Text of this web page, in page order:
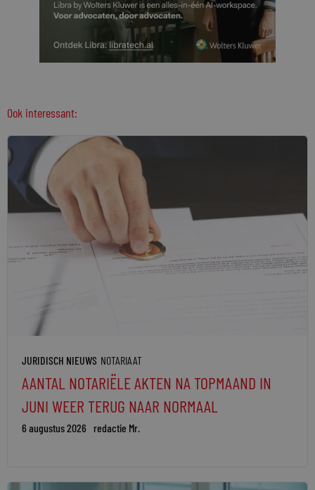
Ook interessant:
JURIDISCH NIEUWS NOTARIAAT
AANTAL NOTARIËLE AKTEN NA TOPMAAND IN
JUNI WEER TERUG NAAR NORMAAL
6 augustus 2026 redactie Mr.